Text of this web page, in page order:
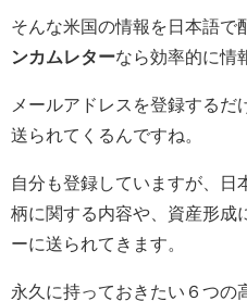
そんな米国の情報を日本語で
ンカムレターなら効率的に情
メールアドレスを登録するだ
送られてくるんですね。
自分も登録していますが、日
柄に関する内容や、資産形成
ーに送られてきます。
永久に持っておきたい６つの